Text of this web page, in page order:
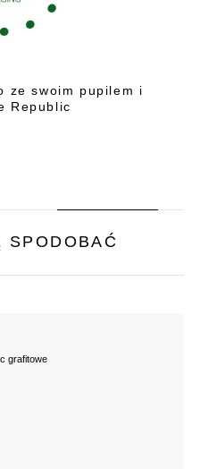
ze swoim pupilem i
Republic
SPODOBAĆ